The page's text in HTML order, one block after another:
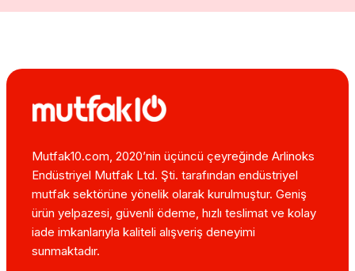
Mutfak10.com, 2020’nin üçüncü çeyreğinde Arlinoks
Endüstriyel Mutfak Ltd. Şti. tarafından endüstriyel
mutfak sektörüne yönelik olarak kurulmuştur. Geniş
ürün yelpazesi, güvenli ödeme, hızlı teslimat ve kolay
iade imkanlarıyla kaliteli alışveriş deneyimi
sunmaktadır.